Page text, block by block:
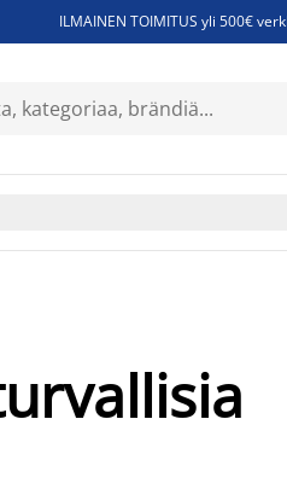
ILMAINEN TOIMITUS yli 500€
Sijauspatjoja -